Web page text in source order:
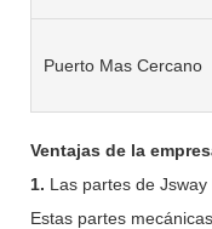
Puerto Mas Cercano
Ventajas de la
1. Las partes de
Estas partes